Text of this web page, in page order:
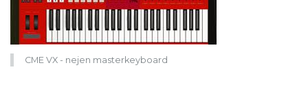
CME VX - nejen masterkeyboard